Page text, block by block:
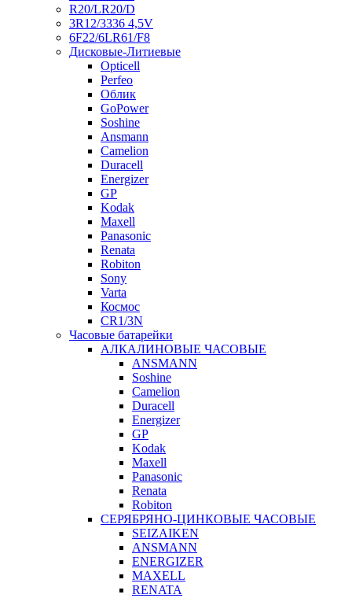
R20/LR20/D
3R12/3336 4,5V
6F22/6LR61/F8
Дисковые-Литиевые
Opticell
Perfeo
Облик
GoPower
Soshine
Ansmann
Camelion
Duracell
Energizer
GP
Kodak
Maxell
Panasonic
Renata
Robiton
Sony
Varta
Космос
CR1/3N
Часовые батарейки
АЛКАЛИНОВЫЕ ЧАСОВЫЕ
ANSMANN
Soshine
Camelion
Duracell
Energizer
GP
Kodak
Maxell
Panasonic
Renata
Robiton
СЕРЯБРЯНО-ЦИНКОВЫЕ ЧАСОВЫЕ
SEIZAIKEN
ANSMANN
ENERGIZER
MAXELL
RENATA